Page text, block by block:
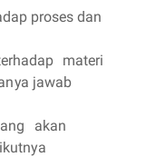
dap proses dan
rhadap materi
nya jawab
ang akan
nya